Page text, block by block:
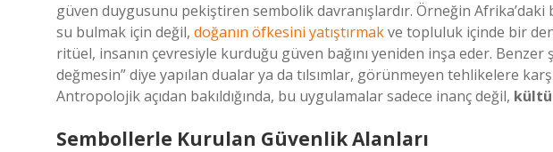
güven duygusunu pekiştiren sembolik davranışlardır. Örneğin Afrika’daki
su bulmak için değil, doğanın öfkesini yatıştırmakve topluluk içinde bir
ritüel, insanın çevresiyle kurduğu güven bağını yeniden inşa eder.
değmesin” diye yapılan dualar ya da tılsımlar, görünmeyen tehlikelere
Antropolojik açıdan bakıldığında, bu uygulamalar sadece inanç değil,
Sembollerle Kurulan Güvenlik Alanları